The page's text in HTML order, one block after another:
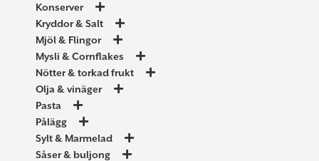
Konserver
Kryddor & Salt
Mjöl & Flingor
Mysli & Cornflakes
Nötter & torkad frukt
Olja & vinäger
Pasta
Pålägg
Sylt & Marmelad
Såser & buljong